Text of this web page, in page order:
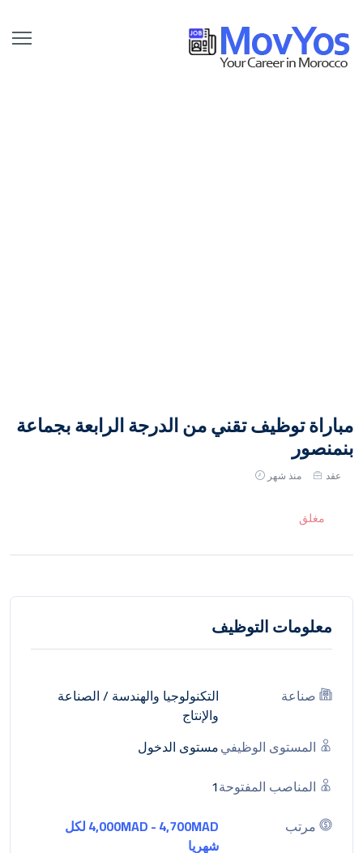
مباراة توظيف تقني من الدرجة الرابعة بجماعة
بنمنصور
عقد منذ شهر
مغلق
معلومات التوظيف
صناعة التكنولوجيا والهندسة/الصناعة
والإنتاج
المستوى الوظيفيمستوى الدخول
المناصب المفتوحة1
مرتب
4,000MAD - 4,700MAD لكل
شهريا